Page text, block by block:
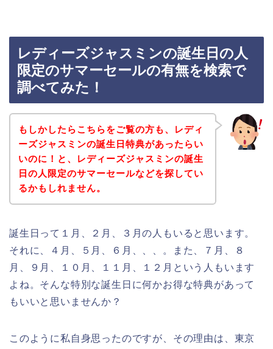
レディーズジャスミンの誕生日の人
限定のサマーセールの有無を検索で
調べてみた！
もしかしたらこちらをご覧の方も、レディ
ーズジャスミンの誕生日特典があったらい
いのに！と、レディーズジャスミンの誕生
日の人限定のサマーセールなどを探してい
るかもしれません。
誕生日って１月、２月、３月の人もいると思います。
それに、４月、５月、６月、、、。また、７月、８
月、９月、１０月、１１月、１２月という人もいます
よね。そんな特別な誕生日に何かお得な特典があって
もいいと思いませんか？
このように私自身思ったのですが、その理由は、東京